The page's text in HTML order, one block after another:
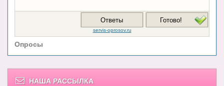
Опросы
НАША РАССЫЛКА